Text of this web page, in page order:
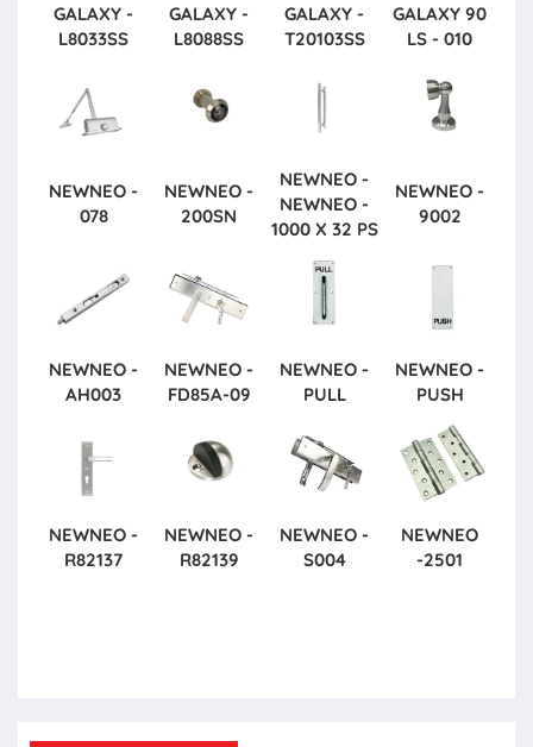
GALAXY -
L8033SS
GALAXY -
L8088SS
GALAXY -
T20103SS
GALAXY 90
LS - 010
NEWNEO -
078
NEWNEO -
200SN
NEWNEO -
NEWNEO -
1000 X 32 PS
NEWNEO -
9002
NEWNEO -
AH003
NEWNEO -
FD85A-09
NEWNEO -
PULL
NEWNEO -
PUSH
NEWNEO -
R82137
NEWNEO -
R82139
NEWNEO -
S004
NEWNEO
-2501